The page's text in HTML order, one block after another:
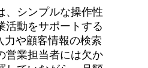
、シンプルな操作性
活動をサポートする
力や顧客情報の検索
営業担当者には欠か